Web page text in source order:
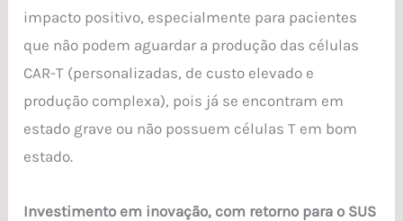
impacto positivo, especialmente para pacientes
que não podem aguardar a produção das células
CAR-T (personalizadas, de custo elevado e
produção complexa), pois já se encontram em
estado grave ou não possuem células T em bom
estado.
Investimento em inovação, com retorno para o SUS